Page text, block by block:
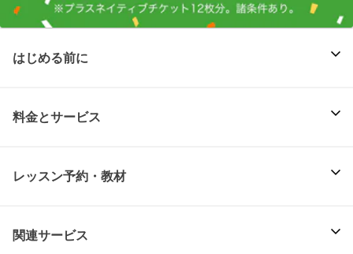
はじめる前に
料金とサービス
レッスン予約・教材
関連サービス